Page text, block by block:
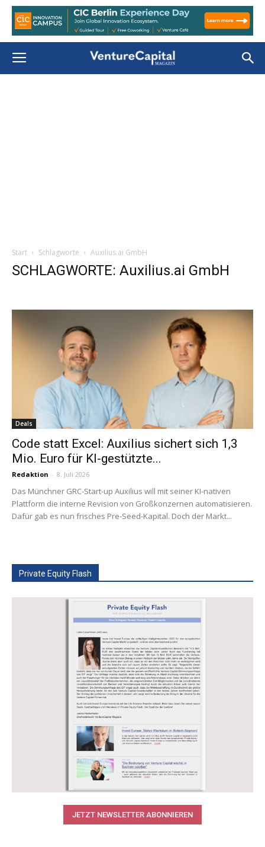
Start Schlagworte Auxilius.ai GmbH
SCHLAGWORTE: Auxilius.ai GmbH
Deals
Code statt Excel: Auxilius sichert sich 1,3
Mio. Euro für KI-gestützte...
Redaktion - 8. Juli 2026
Das Münchner GRC-Start-up Auxilius will mit seiner KI-nativen
Plattform die interne Revision von Großkonzernen automatisieren.
Dafür gab es nun frisches Pre-Seed-Kapital. Doch der Markt...
Private Equity Flash
JETZT NEWSLETTER ABONNIEREN